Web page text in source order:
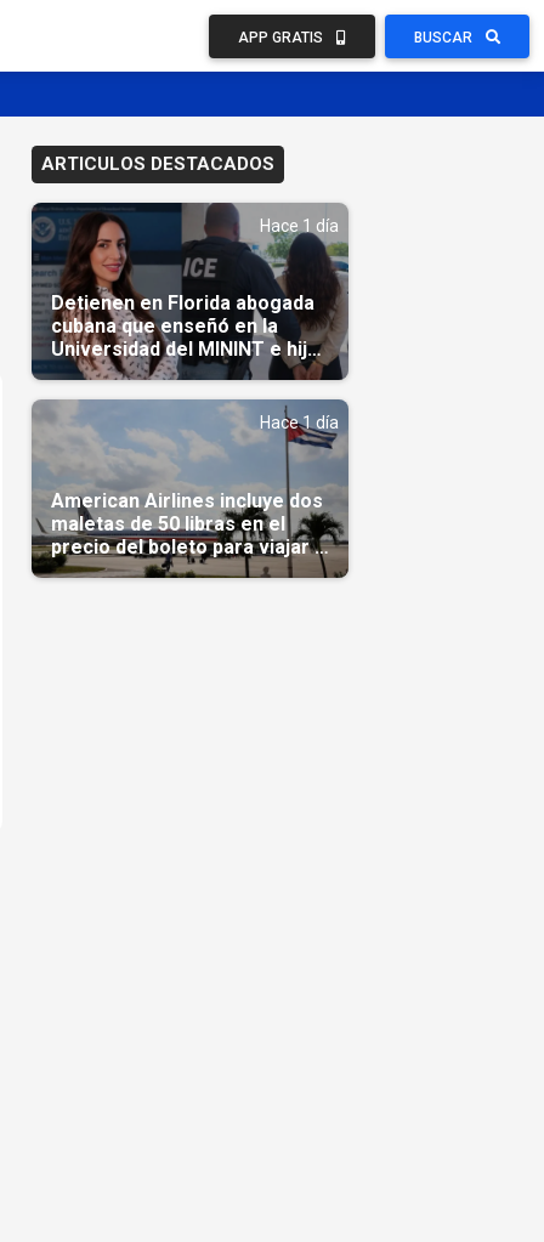
APP GRATIS BUSCAR
ARTICULOS DESTACADOS
Hace 1 día
Detienen en Florida abogada
cubana que enseñó en la
Universidad del MININT e hija
de diplomático cubano
Hace 1 día
American Airlines incluye dos
maletas de 50 libras en el
precio del boleto para viajar a
Cuba en agosto